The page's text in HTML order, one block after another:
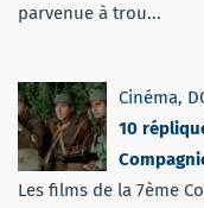
parvenue à trou...
Cinéma,
10
Les films de la 7ème